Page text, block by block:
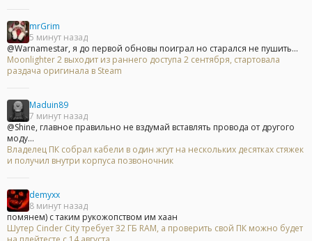
mrGrim
5 минут назад
@Warnamestar, я до первой обновы поиграл но старался не пушить...
Moonlighter 2 выходит из раннего доступа 2 сентября, стартовала
раздача оригинала в Steam
Maduin89
7 минут назад
@Shine, главное правильно не вздумай вставлять провода от другого
моду...
Владелец ПК собрал кабели в один жгут на нескольких десятках стяжек
и получил внутри корпуса позвоночник
demyxx
8 минут назад
помянем) с таким рукожопством им хаан
Шутер Cinder City требует 32 ГБ RAM, а проверить свой ПК можно будет